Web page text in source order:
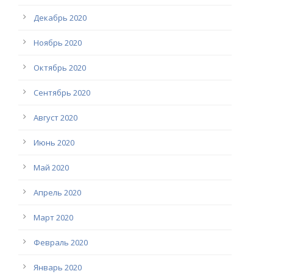
Декабрь 2020
Ноябрь 2020
Октябрь 2020
Сентябрь 2020
Август 2020
Июнь 2020
Май 2020
Апрель 2020
Март 2020
Февраль 2020
Январь 2020